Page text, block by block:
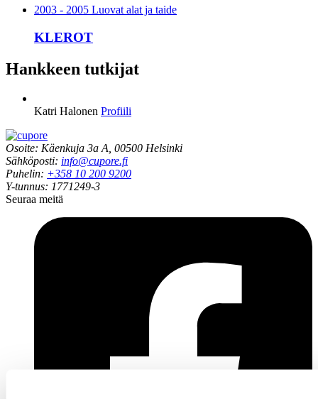
2003 - 2005 Luovat alat ja taide
KLEROT
Hankkeen tutkijat
Katri Halonen Profiili
Osoite: Käenkuja 3a A, 00500 Helsinki
Sähköposti: info@cupore.fi
Puhelin: +358 10 200 9200
Y-tunnus: 1771249-3
Seuraa meitä